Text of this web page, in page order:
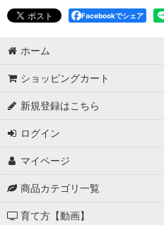
Facebookでシェア
ホーム
ショッピングカート
新規登録はこちら
ログイン
マイページ
商品カテゴリ一覧
育て方【動画】